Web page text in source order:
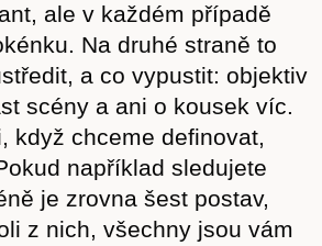
Akce
ale v každém případě
Na druhé straně to
a co vypustit: objektiv
scény a ani o kousek víc.
když chceme definovat,
například sledujete
je zrovna šest postav,
z nich, všechny jsou vám